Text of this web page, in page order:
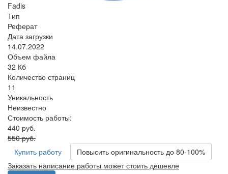
Fadis
Тип
Реферат
Дата загрузки
14.07.2022
Объем файла
32 Кб
Количество страниц
11
Уникальность
Неизвестно
Стоимость работы:
440 руб.
550 руб.
Купить работу
Повысить оригинальность до 80-100%
Заказать написание работы может стоить дешевле